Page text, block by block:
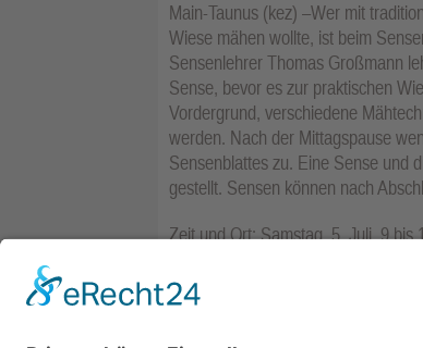
Main-Taunus (kez) –Wer mit
Wiese mähen wollte, ist beim
Sensenlehrer Thomas Großmann
Sense, bevor es zur praktischen
Vordergrund, verschiedene
werden. Nach der Mittagspause
Sensenblattes zu. Eine Sense und
gestellt. Sensen können nach
Zeit und Ort: Samstag, 5. Juli, 9 bis
Anmeldung unter: